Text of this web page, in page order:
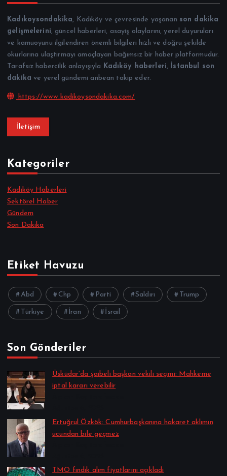
Kadıkoysondakika, Kadıköy ve çevresinde yaşanan son dakika
gelişmelerini, güncel haberleri, asayiş olaylarını, yerel duyuruları
ve kamuoyunu ilgilendiren önemli bilgileri hızlı ve doğru şekilde
okurlarına ulaştırmayı amaçlayan bağımsız bir haber platformudur.
Tarafsız habercilik anlayışıyla Kadıköy haberleri, İstanbul son
dakika ve yerel gündemi anbean takip eder.
https://www.kadikoysondakika.com/
İletişim
Kategoriler
Kadıköy Haberleri
Sektörel Haber
Gündem
Son Dakika
Etiket Havuzu
Abd Chp Parti Saldırı Trump
Türkiye İran İsrail
Son Gönderiler
Üsküdar’da şaibeli başkan vekili seçimi: Mahkeme
iptal kararı verebilir
Ertuğrul Özkök: Cumhurbaşkanına hakaret aklımın
ucundan bile geçmez
TMO fındık alım fiyatlarını açıkladı